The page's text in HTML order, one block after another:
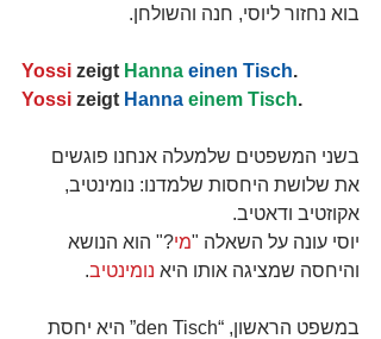
בוא נחזור ליוסי, חנה והשולחן.
Yossi zeigt Hanna einen Tisch.
Yossi zeigt Hanna einem Tisch.
בשני המשפטים שלמעלה אנחנו פוגשים
את שלושת היחסות שלמדנו: נומינטיב,
אקוזטיב ודאטיב.
יוסי עונה על השאלה "מי?" הוא הנושא
והיחסה שמציגה אותו היא נומינטיב.
במשפט הראשון, “den Tisch” היא יחסת